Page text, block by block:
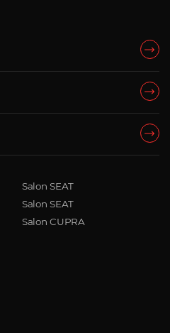
Salon SEAT
Salon SEAT
Salon CUPRA